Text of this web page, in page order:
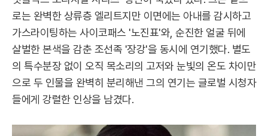
로는 완벽한 상류층 엘리트지만 이면에는 아내를 감시하고
가스라이팅하는 사이코패스 '노진표'와, 순진한 얼굴 뒤에
살벌한 본색을 감춘 조선족 '장강'을 동시에 연기했다. 별도
의 특수분장 없이 오직 목소리의 고저와 눈빛의 온도 차이만
으로 두 인물을 완벽히 분리해낸 그의 연기는 글로벌 시청자
들에게 강렬한 인상을 남겼다.